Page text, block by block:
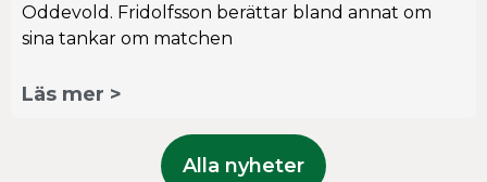
Oddevold. Fridolfsson berättar bland annat om
sina tankar om matchen
Läs mer >
Alla nyheter